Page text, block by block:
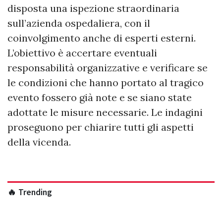
disposta una ispezione straordinaria
sull’azienda ospedaliera, con il
coinvolgimento anche di esperti esterni.
L’obiettivo è accertare eventuali
responsabilità organizzative e verificare se
le condizioni che hanno portato al tragico
evento fossero già note e se siano state
adottate le misure necessarie. Le indagini
proseguono per chiarire tutti gli aspetti
della vicenda.
🔥 Trending